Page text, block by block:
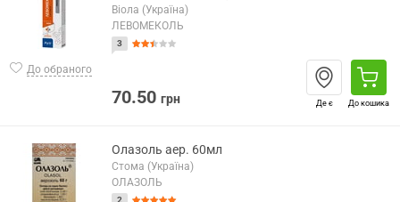
До обраного
Віола (Україна)
ЛЕВОМЕКОЛЬ
3
70.50 грн Де є До кошика
Олазоль аер. 60мл
Стома (Україна)
ОЛАЗОЛЬ
2